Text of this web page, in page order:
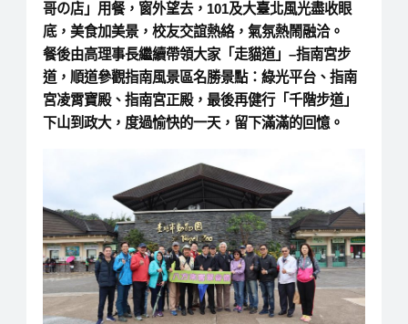
哥の店」用餐，窗外望去，101及大臺北風光盡收眼
底，美食加美景，校友交誼熱絡，氣氛熱鬧融洽。
餐後由高理事長繼續帶領大家「走貓道」–指南宮步
道，順道參觀指南風景區名勝景點：綠光平台、指南
宮凌霄寶殿、指南宮正殿，最後再健行「千階步道」
下山到政大，度過愉快的一天，留下滿滿的回憶。